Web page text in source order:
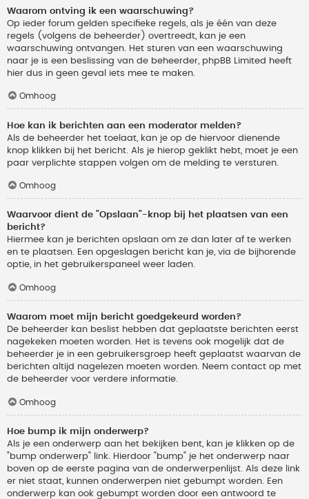
Waarom ontving ik een waarschuwing?
Op ieder forum gelden specifieke regels, als je één van deze
regels (volgens de beheerder) overtreedt, kan je een
waarschuwing ontvangen. Het sturen van een waarschuwing
naar je is een beslissing van de beheerder, phpBB Limited heeft
hier dus in geen geval iets mee te maken.
Omhoog
Hoe kan ik berichten aan een moderator melden?
Als de beheerder het toelaat, kan je op de hiervoor dienende
knop klikken bij het bericht. Als je hierop geklikt hebt, moet je een
paar verplichte stappen volgen om de melding te versturen.
Omhoog
Waarvoor dient de "Opslaan"-knop bij het plaatsen van een
bericht?
Hiermee kan je berichten opslaan om ze dan later af te werken
en te plaatsen. Een opgeslagen bericht kan je, via de bijhorende
optie, in het gebruikerspaneel weer laden.
Omhoog
Waarom moet mijn bericht goedgekeurd worden?
De beheerder kan beslist hebben dat geplaatste berichten eerst
nagekeken moeten worden. Het is tevens ook mogelijk dat de
beheerder je in een gebruikersgroep heeft geplaatst waarvan de
berichten altijd nagelezen moeten worden. Neem contact op met
de beheerder voor verdere informatie.
Omhoog
Hoe bump ik mijn onderwerp?
Als je een onderwerp aan het bekijken bent, kan je klikken op de
"bump onderwerp" link. Hierdoor "bump" je het onderwerp naar
boven op de eerste pagina van de onderwerpenlijst. Als deze link
er niet staat, kunnen onderwerpen niet gebumpt worden. Een
onderwerp kan ook gebumpt worden door een antwoord te